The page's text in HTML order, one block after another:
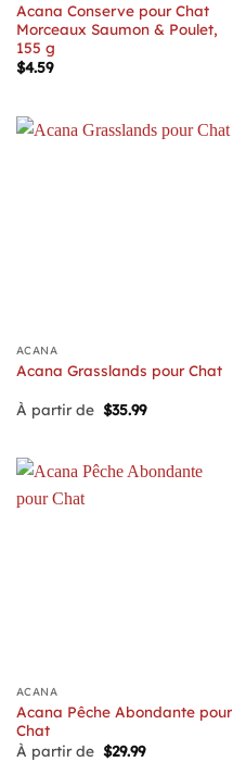
Acana Conserve pour Chat
Morceaux Saumon & Poulet,
155 g
$4.59
ACANA
Acana Grasslands pour Chat
À partir de $35.99
ACANA
Acana Pêche Abondante pour
Chat
À partir de $29.99